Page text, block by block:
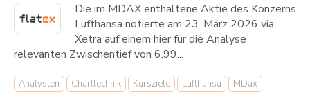
Die im MDAX enthaltene Aktie des Konzerns
Lufthansa notierte am 23. März 2026 via
Xetra auf einem hier für die Analyse
relevanten Zwischentief von 6,99...
Analysten Charttechnik Kursziele Lufthansa
MDax